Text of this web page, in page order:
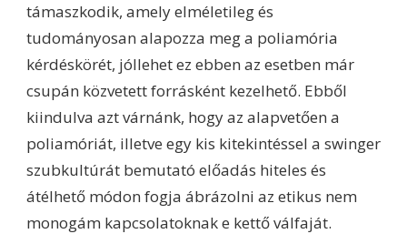
támaszkodik, amely elméletileg és
tudományosan alapozza meg a poliamória
kérdéskörét, jóllehet ez ebben az esetben már
csupán közvetett forrásként kezelhető. Ebből
kiindulva azt várnánk, hogy az alapvetően a
poliamóriát, illetve egy kis kitekintéssel a swinger
szubkultúrát bemutató előadás hiteles és
átélhető módon fogja ábrázolni az etikus nem
monogám kapcsolatoknak e kettő válfaját.